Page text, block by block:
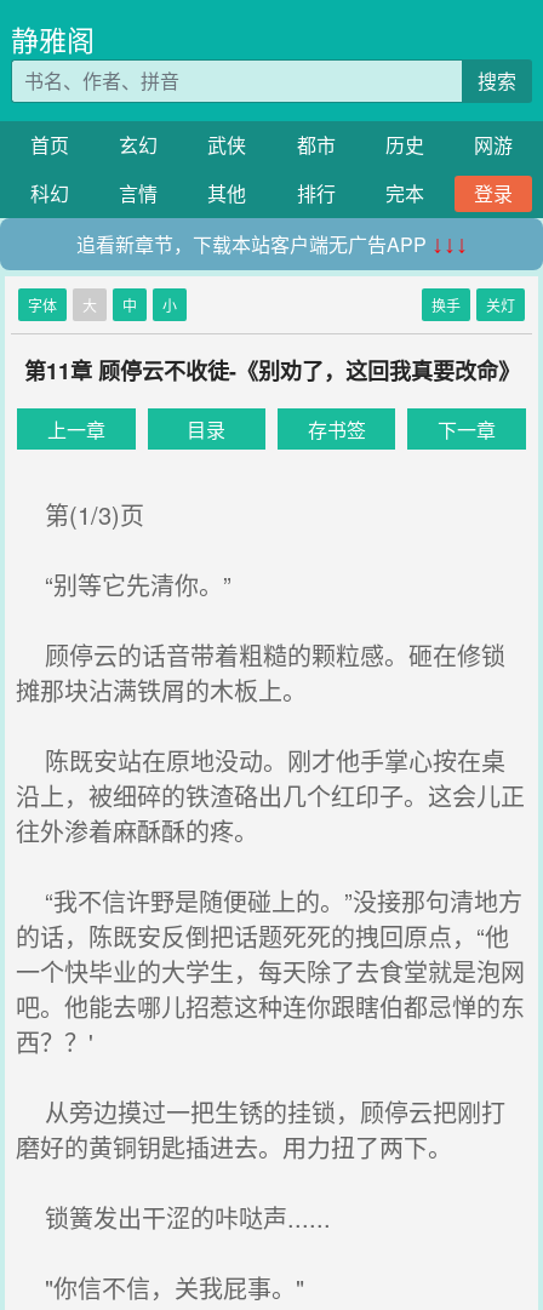
静雅阁
搜索
首页 玄幻 武侠 都市 历史
网游
科幻
言情 其他 排行 完本
登录
追看新章节，下载本站客户端无广告APP ↓↓↓
字体 大 中 小 换手 关灯
第11章 顾停云不收徒-《别劝了，这回我真要改命》
上一章 目录 存书签 下一章
第(1/3)页
“别等它先清你。”
顾停云的话音带着粗糙的颗粒感。砸在修锁
摊那块沾满铁屑的木板上。
陈既安站在原地没动。刚才他手掌心按在桌
沿上，被细碎的铁渣硌出几个红印子。这会儿正
往外渗着麻酥酥的疼。
“我不信许野是随便碰上的。”没接那句清地方
的话，陈既安反倒把话题死死的拽回原点，“他
一个快毕业的大学生，每天除了去食堂就是泡网
吧。他能去哪儿招惹这种连你跟瞎伯都忌惮的东
西？？'
从旁边摸过一把生锈的挂锁，顾停云把刚打
磨好的黄铜钥匙插进去。用力扭了两下。
锁簧发出干涩的咔哒声......
"你信不信，关我屁事。"